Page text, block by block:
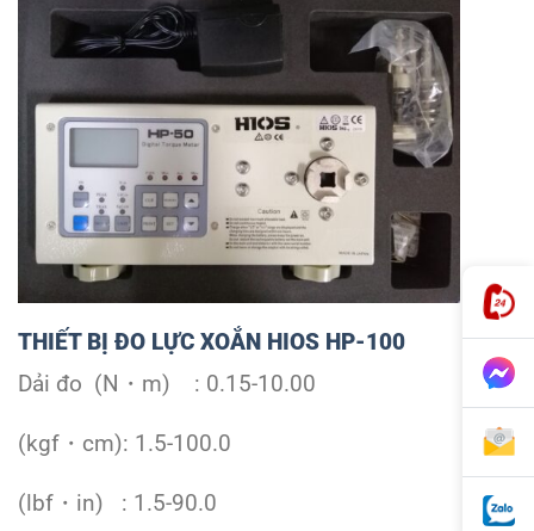
THIẾT BỊ ĐO LỰC XOẮN HIOS HP-100
Dải đo (N・m) : 0.15-10.00
(kgf・cm): 1.5-100.0
(lbf・in) : 1.5-90.0